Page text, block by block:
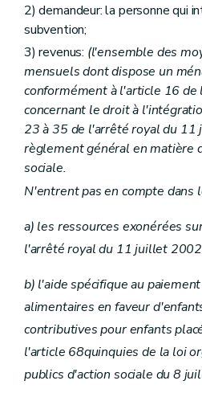
2) demandeur: la personne qui
subvention;
3) revenus: (l'ensemble des
mensuels dont dispose un
conformément à l'article 16
concernant le droit à
23 à 35 de l'arrêté royal du
règlement général en matière
sociale.
N'entrent pas en compte dans
a) les ressources exonérées
l'arrêté royal du 11 juillet
b) l'aide spécifique au
alimentaires en faveur
contributives pour enfants
l'article 68quinquies de la loi
publics d'action sociale du 8